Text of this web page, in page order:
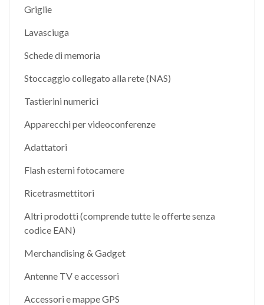
Griglie
Lavasciuga
Schede di memoria
Stoccaggio collegato alla rete (NAS)
Tastierini numerici
Apparecchi per videoconferenze
Adattatori
Flash esterni fotocamere
Ricetrasmettitori
Altri prodotti (comprende tutte le offerte senza
codice EAN)
Merchandising & Gadget
Antenne TV e accessori
Accessori e mappe GPS